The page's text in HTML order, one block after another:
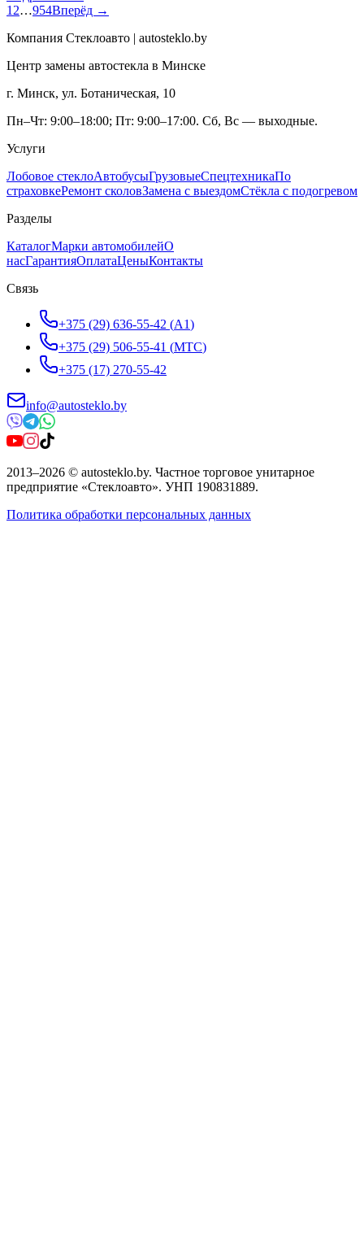
1 2…954Вперёд →
Компания Стеклоавто | autosteklo.by
Центр замены автостекла в Минске
г. Минск, ул. Ботаническая, 10
Пн–Чт: 9:00–18:00; Пт: 9:00–17:00. Сб, Вс — выходные.
Услуги
Лобовое стеклоАвтобусыГрузовыеСпецтехникаПо
страховкеРемонт сколовЗамена с выездомСтёкла с подогревом
Разделы
КаталогМарки автомобилейО
насГарантияОплатаЦеныКонтакты
Связь
+375 (29) 636-55-42 (A1)
+375 (29) 506-55-41 (МТС)
+375 (17) 270-55-42
info@autosteklo.by
2013–2026 © autosteklo.by. Частное торговое унитарное
предприятие «Стеклоавто». УНП 190831889.
Политика обработки персональных данных